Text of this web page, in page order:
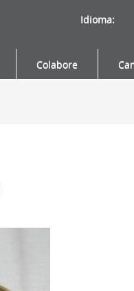
Idioma:
Colabore